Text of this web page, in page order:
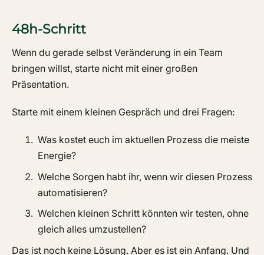
48h-Schritt
Wenn du gerade selbst Veränderung in ein Team
bringen willst, starte nicht mit einer großen
Präsentation.
Starte mit einem kleinen Gespräch und drei Fragen:
Was kostet euch im aktuellen Prozess die meiste
Energie?
Welche Sorgen habt ihr, wenn wir diesen Prozess
automatisieren?
Welchen kleinen Schritt könnten wir testen, ohne
gleich alles umzustellen?
Das ist noch keine Lösung. Aber es ist ein Anfang. Und